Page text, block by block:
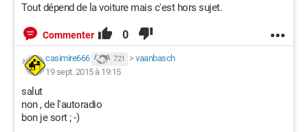
Tout dépend de la voiture mais c'est hors sujet.
Commenter 0
casimire666 721 > vaanbasch
19 sept. 2015 à 19:15
salut
non , de l'autoradio
bon je sort ; -)